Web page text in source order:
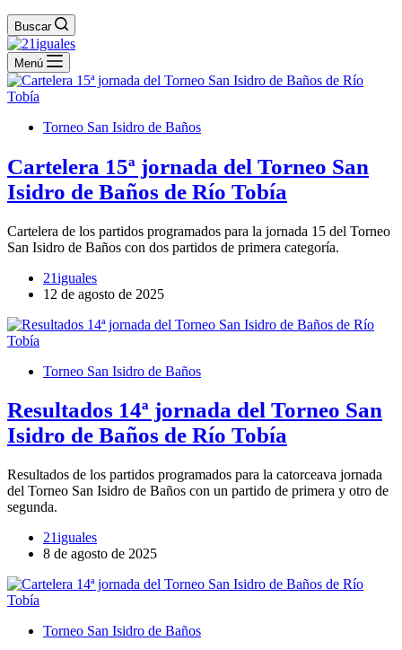
Buscar
Menú
Torneo San Isidro de Baños
Cartelera 15ª jornada del Torneo San
Isidro de Baños de Río Tobía
Cartelera de los partidos programados para la jornada 15 del Torneo
San Isidro de Baños con dos partidos de primera categoría.
21iguales
12 de agosto de 2025
Torneo San Isidro de Baños
Resultados 14ª jornada del Torneo San
Isidro de Baños de Río Tobía
Resultados de los partidos programados para la catorceava jornada
del Torneo San Isidro de Baños con un partido de primera y otro de
segunda.
21iguales
8 de agosto de 2025
Torneo San Isidro de Baños